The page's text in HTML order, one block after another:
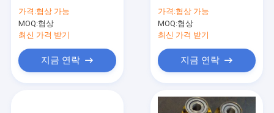
가격:협상 가능
MOQ:협상
최신 가격 받기
지금 연락
가격:협상 가능
MOQ:협상
최신 가격 받기
지금 연락